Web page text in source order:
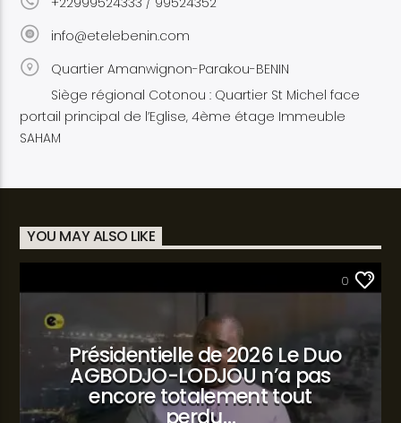
info@etelebenin.com
Quartier Amanwignon-Parakou-BENIN
Siège régional Cotonou : Quartier St Michel face
portail principal de l’Eglise, 4ème étage Immeuble
SAHAM
YOU MAY ALSO LIKE
0
Présidentielle de 2026 Le Duo
AGBODJO-LODJOU n’a pas
encore totalement tout
perdu…